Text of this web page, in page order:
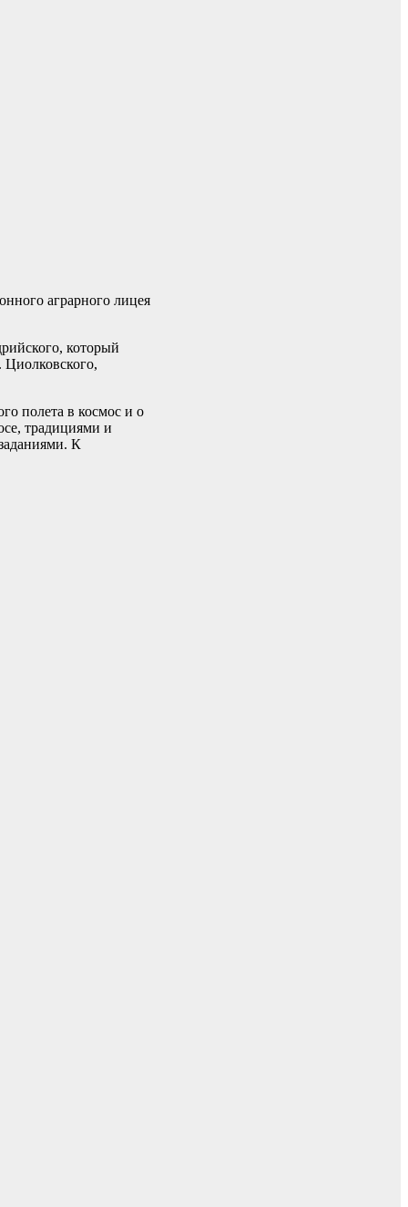
аграрного лицея
который
Циолковского,
полета в космос и о
традициями и
К